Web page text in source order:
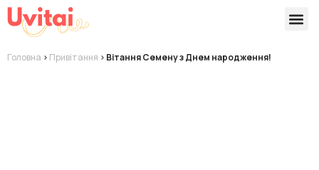
Головна > Привітання > Вітання Семену з Днем народження!